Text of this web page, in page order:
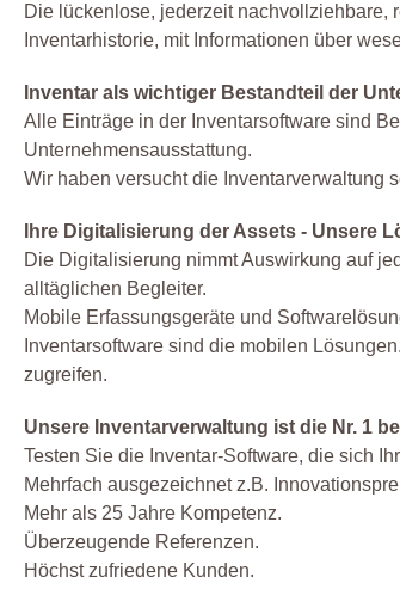
Die lückenlose, jederzeit nachvollziehbare,
Inventarhistorie, mit Informationen über
Inventar als wichtiger Bestandteil der
Alle Einträge in der Inventarsoftware sind
Unternehmensausstattung.
Wir haben versucht die Inventarverwaltung
Ihre Digitalisierung der Assets - Unsere
Die Digitalisierung nimmt Auswirkung auf
alltäglichen Begleiter.
Mobile Erfassungsgeräte und
Inventarsoftware sind die mobilen
zugreifen.
Unsere Inventarverwaltung ist die Nr. 1
Testen Sie die Inventar-Software, die sich
Mehrfach ausgezeichnet z.B.
Mehr als 25 Jahre Kompetenz.
Überzeugende Referenzen.
Höchst zufriedene Kunden.